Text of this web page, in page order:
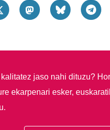
jaso nahi dituzu?
ekarpenari esker,